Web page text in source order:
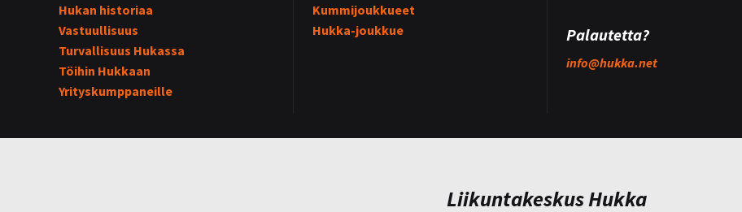
Hukan historiaa
Vastuullisuus
Turvallisuus Hukassa
Töihin Hukkaan
Yrityskumppaneille
Kummijoukkueet
Hukka-joukkue
Palautetta?
info@hukka.net
Liikuntakeskus Hukka